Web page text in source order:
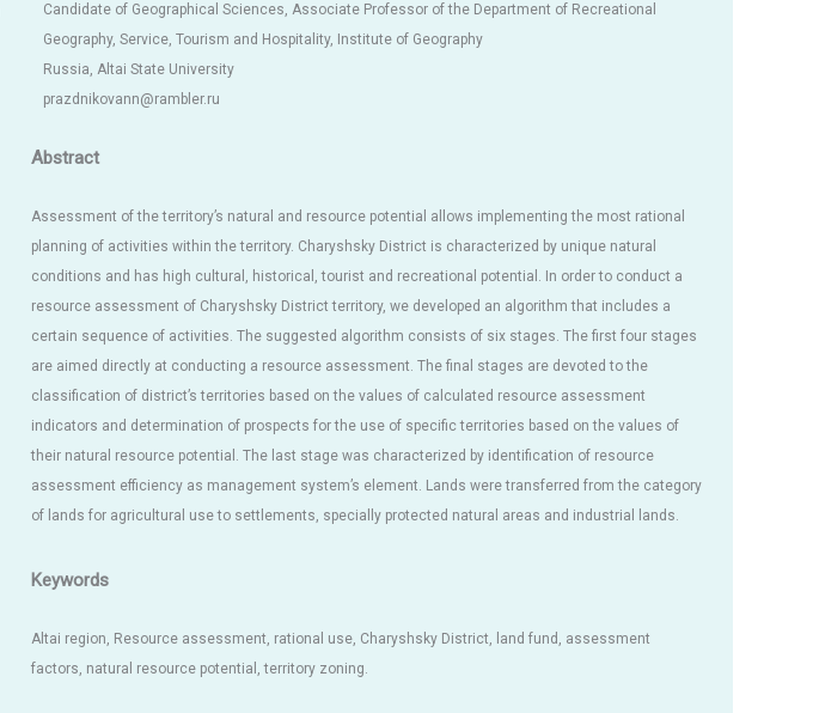
Candidate of Geographical Sciences, Associate Professor of the Department of Recreational
Geography, Service, Tourism and Hospitality, Institute of Geography
Russia, Altai State University
prazdnikovann@rambler.ru
Abstract
Assessment of the territory’s natural and resource potential allows implementing the most rational
planning of activities within the territory. Charyshsky District is characterized by unique natural
conditions and has high cultural, historical, tourist and recreational potential. In order to conduct a
resource assessment of Charyshsky District territory, we developed an algorithm that includes a
certain sequence of activities. The suggested algorithm consists of six stages. The first four stages
are aimed directly at conducting a resource assessment. The final stages are devoted to the
classification of district’s territories based on the values of calculated resource assessment
indicators and determination of prospects for the use of specific territories based on the values of
their natural resource potential. The last stage was characterized by identification of resource
assessment efficiency as management system’s element. Lands were transferred from the category
of lands for agricultural use to settlements, specially protected natural areas and industrial lands.
Keywords
Altai region, Resource assessment, rational use, Charyshsky District, land fund, assessment
factors, natural resource potential, territory zoning.